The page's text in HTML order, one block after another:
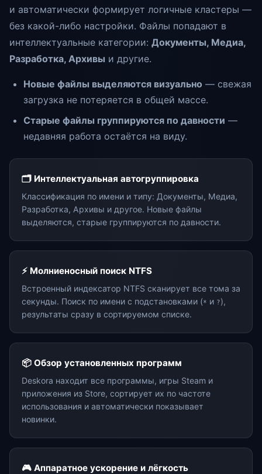
и автоматически формирует логичные кластеры —
без какой-либо настройки. Файлы попадают в
интеллектуальные категории: Документы, Медиа,
Разработка, Архивы и другие.
Новые файлы выделяются визуально — свежая
загрузка не потеряется в общей массе.
Старые файлы группируются по давности —
недавняя работа остаётся на виду.
🗂️ Интеллектуальная автогруппировка
Классификация по имени и типу: Документы, Медиа,
Разработка, Архивы и другое. Новые файлы
выделяются, старые группируются по давности.
⚡ Молниеносный поиск NTFS
Встроенный индексатор NTFS сканирует все тома за
секунды. Поиск по имени с подстановками (* и ?),
результаты сразу в сортируемом списке.
📦 Обзор установленных программ
Deskora находит все программы, игры Steam и
приложения из Store, сортирует их по частоте
использования и автоматически показывает
новинки.
🎮 Аппаратное ускорение и лёгкость